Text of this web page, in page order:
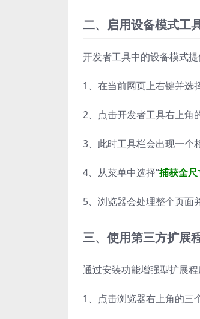
二、启用设备模式工
开发者工具中的设备模式
1、在当前网页上右键并选
2、点击开发者工具右上角
3、此时工具栏会出现一个
4、从菜单中选择“捕获全
5、浏览器会处理整个页面
三、使用第三方扩展
通过安装功能增强型扩展
1、点击浏览器右上角的三